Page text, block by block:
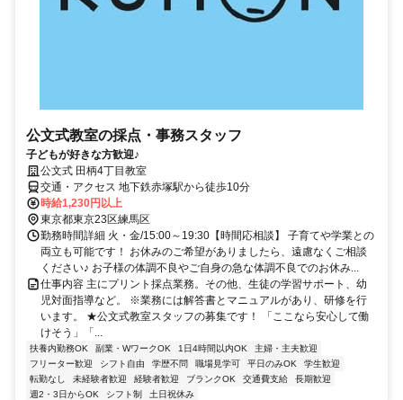
公文式教室の採点・事務スタッフ
子どもが好きな方歓迎♪
公文式 田柄4丁目教室
交通・アクセス 地下鉄赤塚駅から徒歩10分
時給1,230円以上
東京都東京23区練馬区
勤務時間詳細 火・金/15:00～19:30【時間応相談】 子育てや学業との
両立も可能です！ お休みのご希望がありましたら、遠慮なくご相談
ください♪ お子様の体調不良やご自身の急な体調不良でのお休み...
仕事内容 主にプリント採点業務。その他、生徒の学習サポート、幼
児対面指導など。 ※業務には解答書とマニュアルがあり、研修を行
います。 ★公文式教室スタッフの募集です！ 「ここなら安心して働
けそう」「...
扶養内勤務OK 副業・WワークOK 1日4時間以内OK
主婦・主夫歓迎
フリーター歓迎
シフト自由 学歴不問 職場見学可 平日のみOK
学生歓迎
転勤なし
未経験者歓迎 経験者歓迎 ブランクOK 交通費支給
長期歓迎
週2・3日からOK
シフト制 土日祝休み